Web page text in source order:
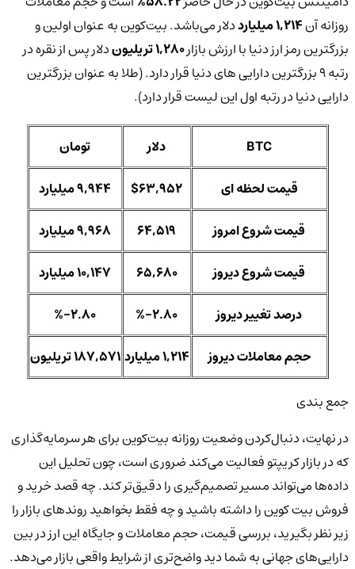
روزانه آن1,214 میلیارد
دلار می‌باشد. بیت‌کوین به عنوان اولین و
بزرگترین رمز ارز دنیا با ارزش بازار1,280 تریلیون
دلار پس از نقره در
رتبه 9 بزرگترین دارایی های دنیا قرار دارد. (طلا به عنوان بزرگترین
دارایی دنیا در رتبه اول این لیست قرار دارد).
BTC دلار
تومان
قیمت لحظه ای
$63,952
9,944 میلیارد
قیمت شروع امروز
64,519
9,968 میلیارد
قیمت شروع دیروز
65,680
10,147 میلیارد
درصد تغییر دیروز
%-2.80
%-2.80
حجم معاملات دیروز
1,214 میلیارد 187,571 تریلیون
جمع بندی
در نهایت، دنبال‌کردن وضعیت روزانه بیت‌کوین برای هر سرمایه‌گذاری
که در بازار کریپتو فعالیت می‌کند ضروری است، چون تحلیل این
داده‌ها می‌تواند مسیر تصمیم‌گیری را دقیق‌تر کند. چه قصد خرید و
فروش بیت کوین را داشته باشید و چه فقط بخواهید روندهای بازار را
زیر نظر بگیرید، بررسی قیمت، حجم معاملات و جایگاه این ارز در بین
دارایی‌های جهانی به شما دید واضح‌تری از شرایط واقعی بازار می‌دهد.